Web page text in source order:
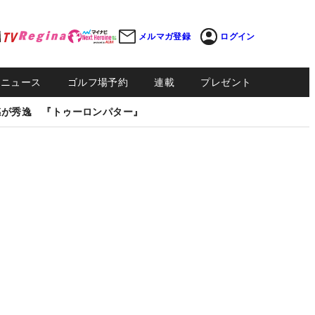
メルマガ登録 ログイン
ュース ゴルフ場予約 連載 プレゼント
秀逸 『トゥーロンパター』